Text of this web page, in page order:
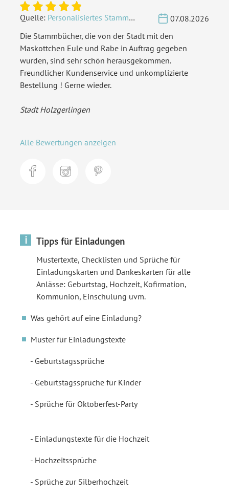
Quelle: Personalisiertes Stammbuch - Eigene Gravurdatei hochladen
07.08.2026
Die Stammbücher, die von der Stadt mit den
Maskottchen Eule und Rabe in Auftrag gegeben
wurden, sind sehr schön herausgekommen.
Freundlicher Kundenservice und unkomplizierte
Bestellung ! Gerne wieder.
Stadt Holzgerlingen
Alle Bewertungen anzeigen
i Tipps für Einladungen
Mustertexte, Checklisten und Sprüche für
Einladungskarten und Dankeskarten für alle
Anlässe: Geburtstag, Hochzeit, Kofirmation,
Kommunion, Einschulung uvm.
Was gehört auf eine Einladung?
Muster für Einladungstexte
Geburtstagssprüche
Geburtstagssprüche für Kinder
Sprüche für Oktoberfest-Party
Einladungstexte für die Hochzeit
Hochzeitssprüche
Sprüche zur Silberhochzeit